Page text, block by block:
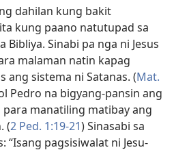
dahilan kung bakit
kung paano natutupad sa
Bibliya. Sinabi pa nga ni Jesus
malaman natin kapag
ang sistema ni Satanas. (Mat.
Pedro na bigyang-pansin ang
manatiling matibay ang
(2 Ped. 1:19-21) Sinasabi sa
“Isang pagsisiwalat ni Jesu-